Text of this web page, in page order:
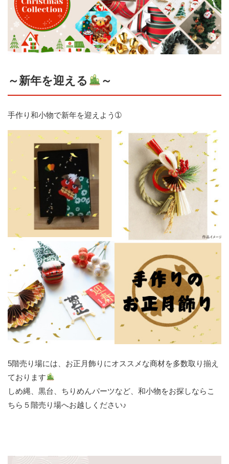
～新年を迎える ～
手作り和小物で新年を迎えよう➀
5階売り場には、お正月飾りにオススメな商材を多数取り揃え
ております
しめ縄、黒台、ちりめんパーツなど、和小物をお探しならこ
ちら５階売り場へお越しください♪